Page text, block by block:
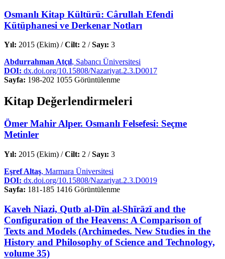
Osmanlı Kitap Kültürü: Cârullah Efendi
Kütüphanesi ve Derkenar Notları
Yıl: 2015 (Ekim) /Cilt: 2 /Sayı: 3
Abdurrahman Atçıl, Sabancı Üniversitesi
DOI: dx.doi.org/10.15808/Nazariyat.2.3.D0017
Sayfa: 198-202 1055 Görüntülenme
Kitap Değerlendirmeleri
Ömer Mahir Alper. Osmanlı Felsefesi: Seçme
Metinler
Yıl: 2015 (Ekim) /Cilt: 2 /Sayı: 3
Eşref Altaş, Marmara Üniversitesi
DOI: dx.doi.org/10.15808/Nazariyat.2.3.D0019
Sayfa: 181-185 1416 Görüntülenme
Kaveh Niazi, Qutb al-Dīn al-Shīrāzī and the
Configuration of the Heavens: A Comparison of
Texts and Models (Archimedes. New Studies in the
History and Philosophy of Science and Technology,
volume 35)